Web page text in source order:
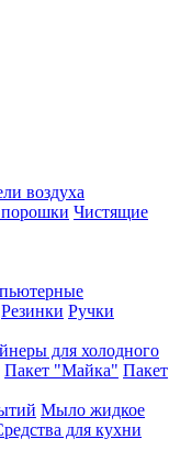
воздуха
Чистящие
Резинки Ручки
для холодного
Пакет "Майка" Пакет
Мыло жидкое
для кухни